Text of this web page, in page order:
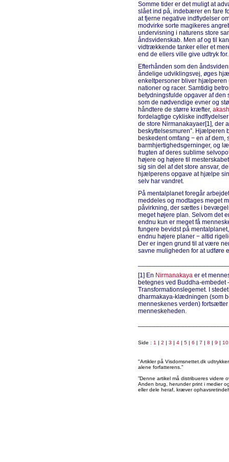
Somme tider er det muligt at
slået ind på, indebærer en fare
at fjerne negative indflydelser
modvirke sorte magikeres
undervisning i naturens store
åndsvidenskab. Men af og til
vidtrækkende tanker eller et
end de ellers ville give udtryk for.
Efterhånden som den
åndelige udviklingsvej, øges
enkeltpersoner bliver hjælperen
nationer og racer. Samtidig
betydningsfulde opgaver af den
som de nødvendige evner og
håndtere de større kræfter,
fordelagtige cykliske
de store Nirmanakayaer[1], der
beskyttelsesmuren”. Hjælperen
beskedent omfang − en af
barmhjertighedsgerninger, og
frugten af deres sublime
højere og højere til
sig sin del af det store ansvar,
hjælperens opgave at hjælpe
selv har vandret.
På mentalplanet foregår
meddeles og modtages meget
påvirkning, der sættes i
meget højere plan. Selvom det
endnu kun er meget få
fungere bevidst på
endnu højere planer − altid
Der er ingen grund til at være
savne muligheden for at udføre
[1] En Nirmanakaya er et
betegnes ved Buddha-embedet
Transformationslegemet. I
dharmakaya-klædningen (som
menneskenes verden)
menneskeheden.
Side : 1 | 2 | 3 | 4 | 5 | 6 | 7 | 8 | 9 | 10
"Artikler på Visdomsnettet.dk
alene forfatterens.”
”Denne artikel må distribueres videre
Anden brug, herunder print i medier
eller dele heraf, kræver